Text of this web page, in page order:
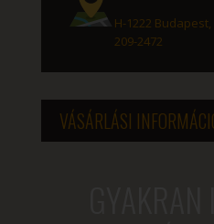
H-1222
209-2472
VÁSÁRLÁSI
GYAKRAN